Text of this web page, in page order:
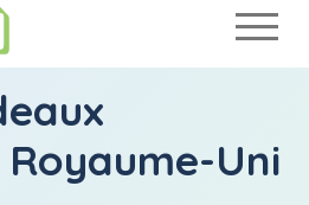
Uni